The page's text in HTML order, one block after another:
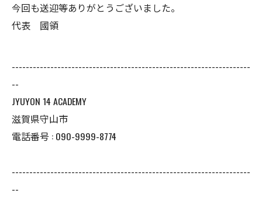
今回も送迎等ありがとうございました。
代表 國領
--------------------------------------------------------------------
--
JYUYON 14 ACADEMY
滋賀県守山市
電話番号 : 090-9999-8774
--------------------------------------------------------------------
--